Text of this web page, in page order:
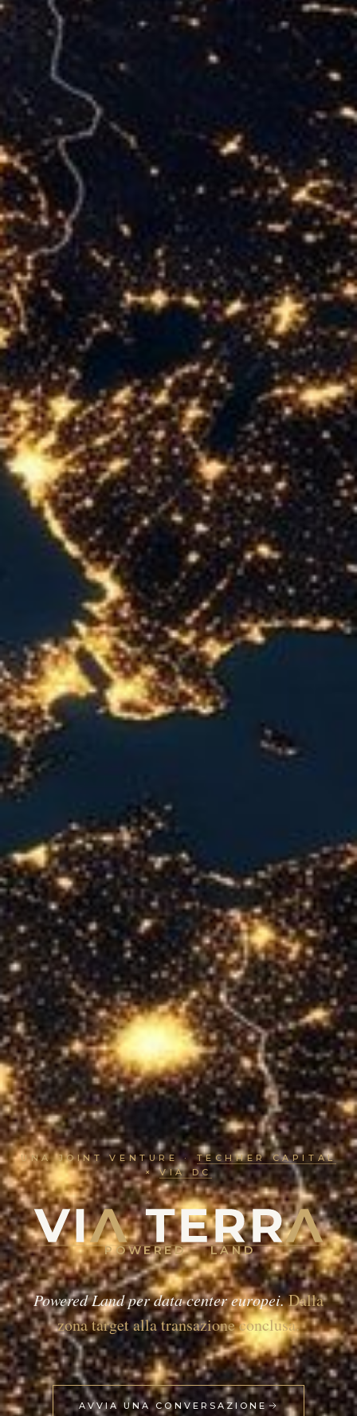
UNA JOINT VENTURE ·TECHHER CAPITAL
×VIA DC
POWERED LAND
Powered Land per data center europei.Dalla
zona target alla transazione conclusa.
AVVIA UNA CONVERSAZIONE